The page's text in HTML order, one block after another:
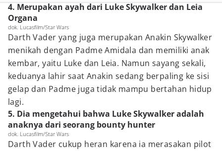
4. Merupakan ayah dari Luke Skywalker dan Leia
Organa
dok. Lucasfilm/Star Wars
Darth Vader yang juga merupakan Anakin Skywalker
menikah dengan Padme Amidala dan memiliki anak
kembar, yaitu Luke dan Leia. Namun sayang sekali,
keduanya lahir saat Anakin sedang berpaling ke sisi
gelap dan Padme juga tidak mampu bertahan hidup
lagi.
5. Dia mengetahui bahwa Luke Skywalker adalah
anaknya dari seorang bounty hunter
dok. Lucasfilm/Star Wars
Darth Vader cukup heran karena ia merasakan pilot